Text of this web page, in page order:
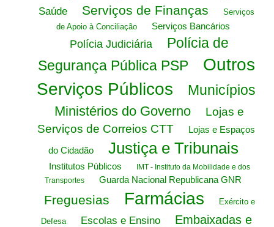
Saúde
Serviços de Finanças
Serviços
de Apoio à Conciliação
Serviços Bancários
Polícia Judiciária
Polícia de
Segurança Pública PSP
Outros
Serviços Públicos
Municípios
Ministérios do Governo
Lojas e
Serviços de Correios CTT
Lojas e Espaços
do Cidadão
Justiça e Tribunais
Institutos Públicos
IMT - Instituto da Mobilidade e dos
Transportes
Guarda Nacional Republicana GNR
Freguesias Farmácias Exército e
Defesa Escolas e Ensino
Embaixadas e